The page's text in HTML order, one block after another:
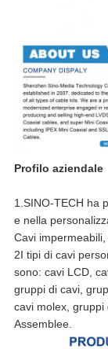
Profilo aziendale
1.SINO-TECH ha
e nella
Cavi
2I tipi di cavi
sono: cavi LCD,
gruppi di cavi,
cavi molex, gruppi
Assemblee.